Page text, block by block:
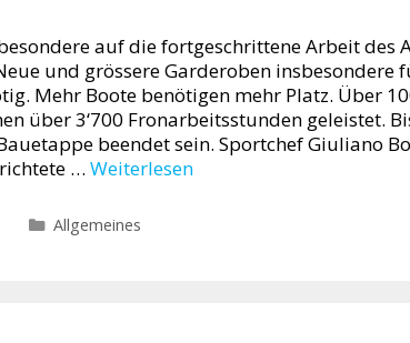
auf die fortgeschrittene Arbeit des
und grössere Garderoben insbesondere
Mehr Boote benötigen mehr Platz. Über
über 3‘700 Fronarbeitsstunden geleistet.
beendet sein. Sportchef Giuliano
… Weiterlesen
Kategorien
Allgemeines